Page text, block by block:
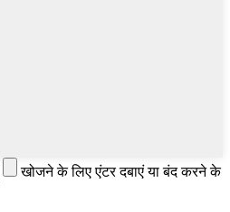
खोजने के लिए एंटर दबाएं या बंद करने के